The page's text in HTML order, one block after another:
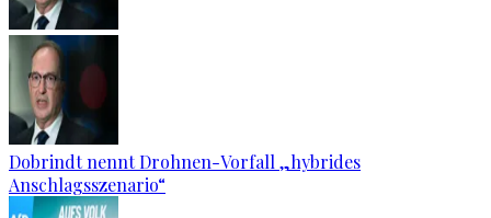
Dobrindt nennt Drohnen-Vorfall „hybrides
Anschlagsszenario“